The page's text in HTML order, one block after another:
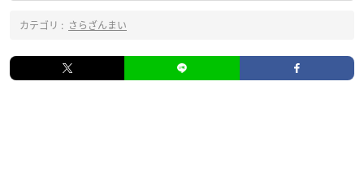
カテゴリ : さらざんまい